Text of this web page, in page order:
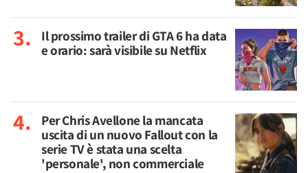
Il prossimo trailer di GTA 6 ha data
e orario: sarà visibile su Netflix
Per Chris Avellone la mancata
uscita di un nuovo Fallout con la
serie TV è stata una scelta
'personale', non commerciale